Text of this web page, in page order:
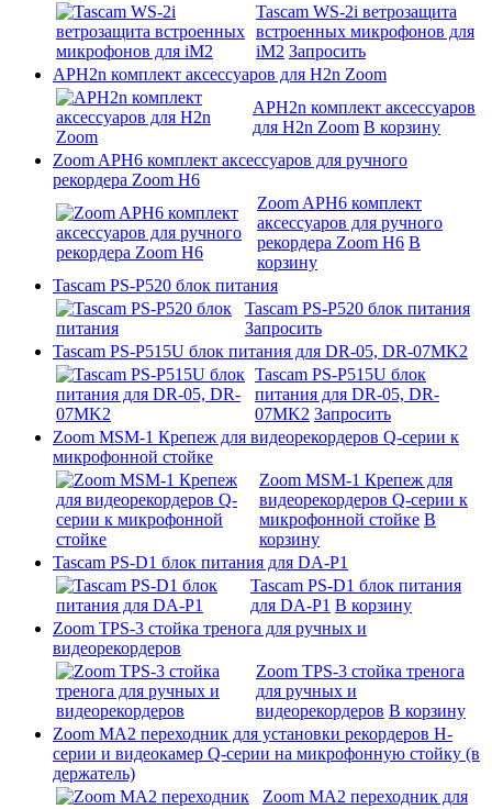
Tascam WS-2i ветрозащита
встроенных микрофонов для
iM2 Запросить
APH2n комплект аксессуаров для H2n Zoom
APH2n комплект аксессуаров
для H2n Zoom В корзину
Zoom APH6 комплект аксессуаров для ручного
рекордера Zoom H6
Zoom APH6 комплект
аксессуаров для ручного
рекордера Zoom H6 В
корзину
Tascam PS-P520 блок питания
Tascam PS-P520 блок питания
Запросить
Tascam PS-P515U блок питания для DR-05, DR-07MK2
Tascam PS-P515U блок
питания для DR-05, DR-
07MK2 Запросить
Zoom MSM-1 Крепеж для видеорекордеров Q-серии к
микрофонной стойке
Zoom MSM-1 Крепеж для
видеорекордеров Q-серии к
микрофонной стойке В
корзину
Tascam PS-D1 блок питания для DA-P1
Tascam PS-D1 блок питания
для DA-P1 В корзину
Zoom TPS-3 стойка тренога для ручных и
видеорекордеров
Zoom TPS-3 стойка тренога
для ручных и
видеорекордеров В корзину
Zoom MA2 переходник для установки рекордеров H-
серии и видеокамер Q-серии на микрофонную стойку (в
держатель)
Zoom MA2 переходник для